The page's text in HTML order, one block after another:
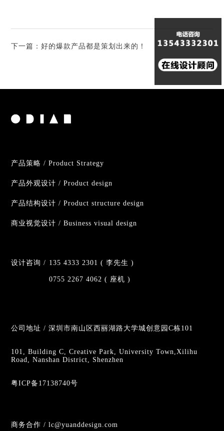
下一篇：好的爆款产品都是策划出来的！
产品策略 / Product Strategy
产品外观设计 / Product design
产品结构设计 / Product structure design
商业视觉设计 / Business visual design
设计咨询 / 135 4333 2301 ( 李先生 )
0755 2267 4062 ( 座机 )
公司地址 / 深圳市南山区西丽湖路大学城创意园C栋101
101, Building C, Creative Park, University Town,Xilihu
Road, Nanshan District, Shenzhen
粤ICP备17138740号
商务合作 / lc@yuanddesign.com